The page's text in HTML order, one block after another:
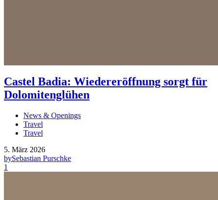
Castel Badia: Wiedereröffnung sorgt für
Dolomitenglühen
News & Openings
Travel
Travel
5. März 2026
bySebastian Purschke
1